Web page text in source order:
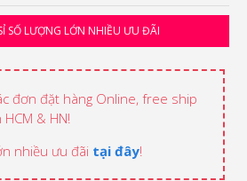
SỐ LƯỢNG LỚN NHIỀU ƯU ĐÃI
đơn đặt hàng Online, free ship
& HN!
nhiều ưu đãi tại đây!